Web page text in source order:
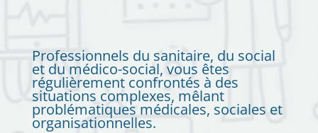
Professionnels du sanitaire, du social
et du médico-social, vous êtes
régulièrement confrontés à des
situations complexes, mêlant
problématiques médicales, sociales et
organisationnelles.